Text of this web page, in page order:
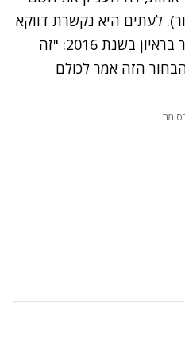
לעתים היא נקשרת דווקא
למיליארדר מרק קיובן, שאמר בראיון בשנת 2016: "זה
הזה אמר לכולם